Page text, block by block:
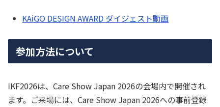
KAiGO DESIGN AWARD ダイジェスト動画
参加方法について
IKF2026は、Care Show Japan 2026の会場内で開催され
ます。ご来場には、Care Show Japan 2026への事前登録